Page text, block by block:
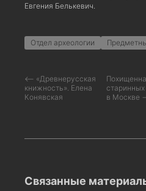
Евгения Белькевич.
Отдел археологии
⟵ «Древнерусская
книжность». Елена
Конявская
в Москве
Связанные